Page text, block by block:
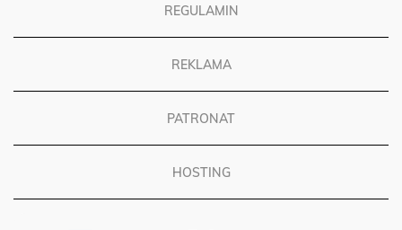
REGULAMIN
REKLAMA
PATRONAT
HOSTING